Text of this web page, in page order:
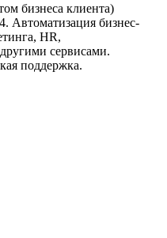
бизнеса клиента)
Автоматизация бизнес-
HR,
сервисами.
поддержка.